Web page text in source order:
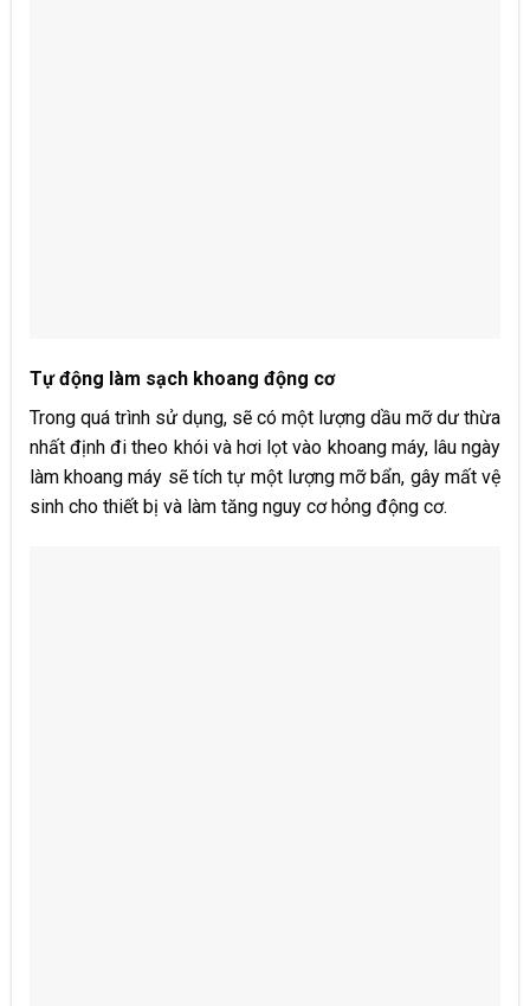
Tự động làm sạch khoang động cơ
Trong quá trình sử dụng, sẽ có một lượng dầu mỡ dư thừa
nhất định đi theo khói và hơi lọt vào khoang máy, lâu ngày
làm khoang máy sẽ tích tự một lượng mỡ bẩn, gây mất vệ
sinh cho thiết bị và làm tăng nguy cơ hỏng động cơ.